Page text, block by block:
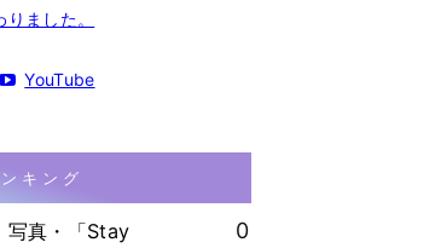
ました。
YouTube
キング
写真・「Stay
0